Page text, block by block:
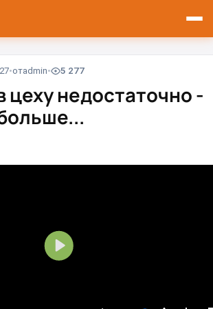
отadmin 5 277
цеху недостаточно -
В